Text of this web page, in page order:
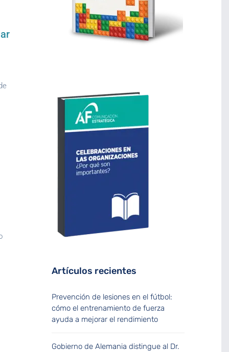
Artículos recientes
Prevención de lesiones en el fútbol:
cómo el entrenamiento de fuerza
ayuda a mejorar el rendimiento
Gobierno de Alemania distingue al Dr.